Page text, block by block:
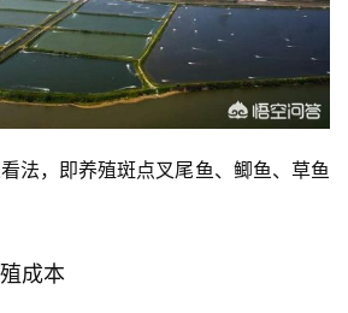
法，即养殖斑点叉尾鱼、鲫鱼、草鱼
成本